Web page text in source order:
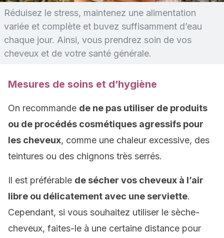
Réduisez le stress, maintenez une alimentation
variée et complète et buvez suffisamment d’eau
chaque jour. Ainsi, vous prendrez soin de vos
cheveux et de votre santé générale.
Mesures de soins et d’hygiène
On recommande de ne pas utiliser de produits
ou de procédés cosmétiques agressifs pour
les cheveux, comme une chaleur excessive, des
teintures ou des chignons très serrés.
Il est préférable de sécher vos cheveux à l’air
libre ou délicatement avec une serviette.
Cependant, si vous souhaitez utiliser le sèche-
cheveux, faites-le à une certaine distance pour